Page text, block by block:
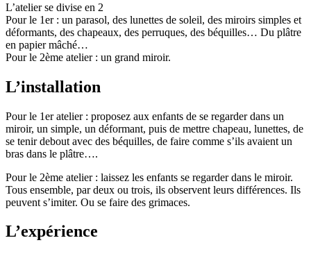
L’atelier se divise en 2
Pour le 1er : un parasol, des lunettes de soleil, des miroirs simples et
déformants, des chapeaux, des perruques, des béquilles… Du plâtre
en papier mâché…
Pour le 2ème atelier : un grand miroir.
L’installation
Pour le 1er atelier : proposez aux enfants de se regarder dans un
miroir, un simple, un déformant, puis de mettre chapeau, lunettes, de
se tenir debout avec des béquilles, de faire comme s’ils avaient un
bras dans le plâtre….
Pour le 2ème atelier : laissez les enfants se regarder dans le miroir.
Tous ensemble, par deux ou trois, ils observent leurs différences. Ils
peuvent s’imiter. Ou se faire des grimaces.
L’expérience